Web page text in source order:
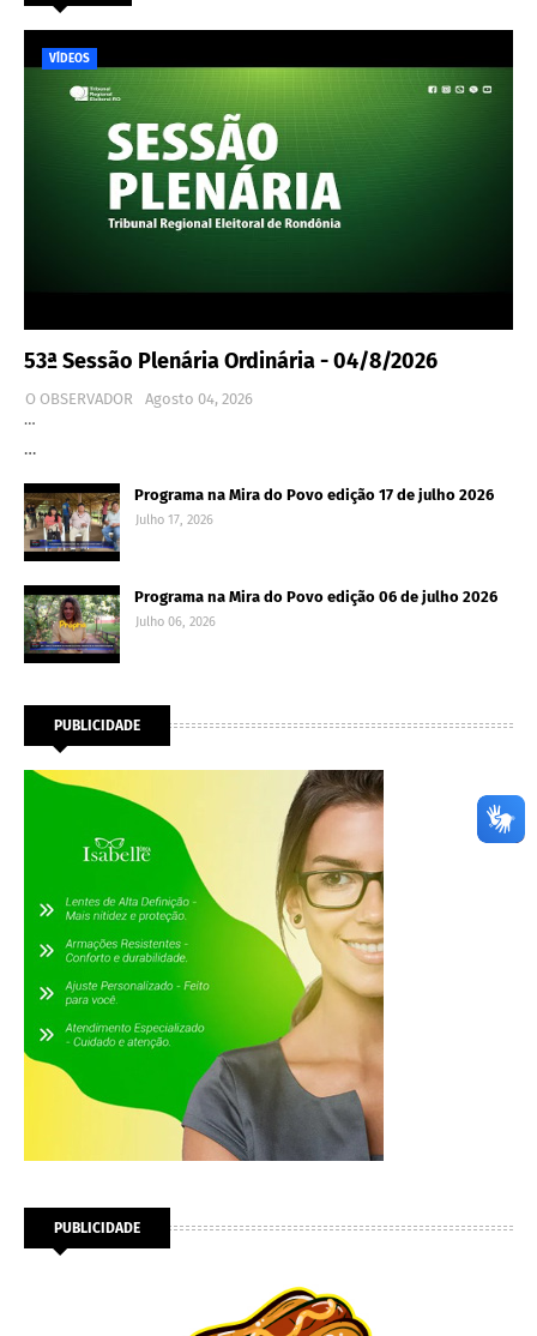
VÍDEOS
53ª Sessão Plenária Ordinária - 04/8/2026
O OBSERVADOR
Agosto 04, 2026
…
…
Programa na Mira do Povo edição 17 de julho 2026
Julho 17, 2026
Programa na Mira do Povo edição 06 de julho 2026
Julho 06, 2026
PUBLICIDADE
PUBLICIDADE